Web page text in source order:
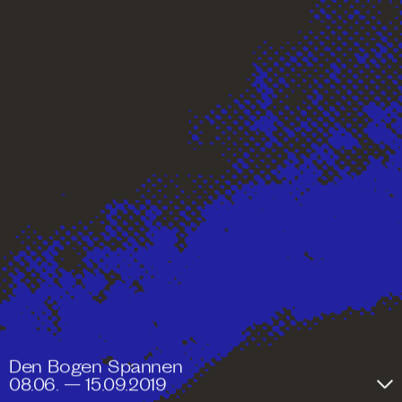
PROGRAMM
ORTE
Tickets Impressum
Den Bogen Spannen
08.06. — 15.09.2019